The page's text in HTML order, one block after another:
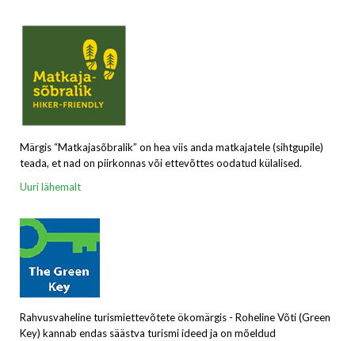
Märgis “Matkajasõbralik” on hea viis anda matkajatele (sihtgupile)
teada, et nad on piirkonnas või ettevõttes oodatud külalised.
Uuri lähemalt
Rahvusvaheline turismiettevõtete ökomärgis - Roheline Võti (Green
Key) kannab endas säästva turismi ideed ja on mõeldud